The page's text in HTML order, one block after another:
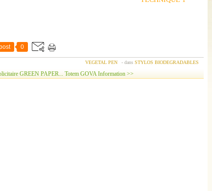
0
VEGETAL PEN - dans STYLOS BIODEGRADABLES
GREEN PAPER... Totem GOVA Information >>